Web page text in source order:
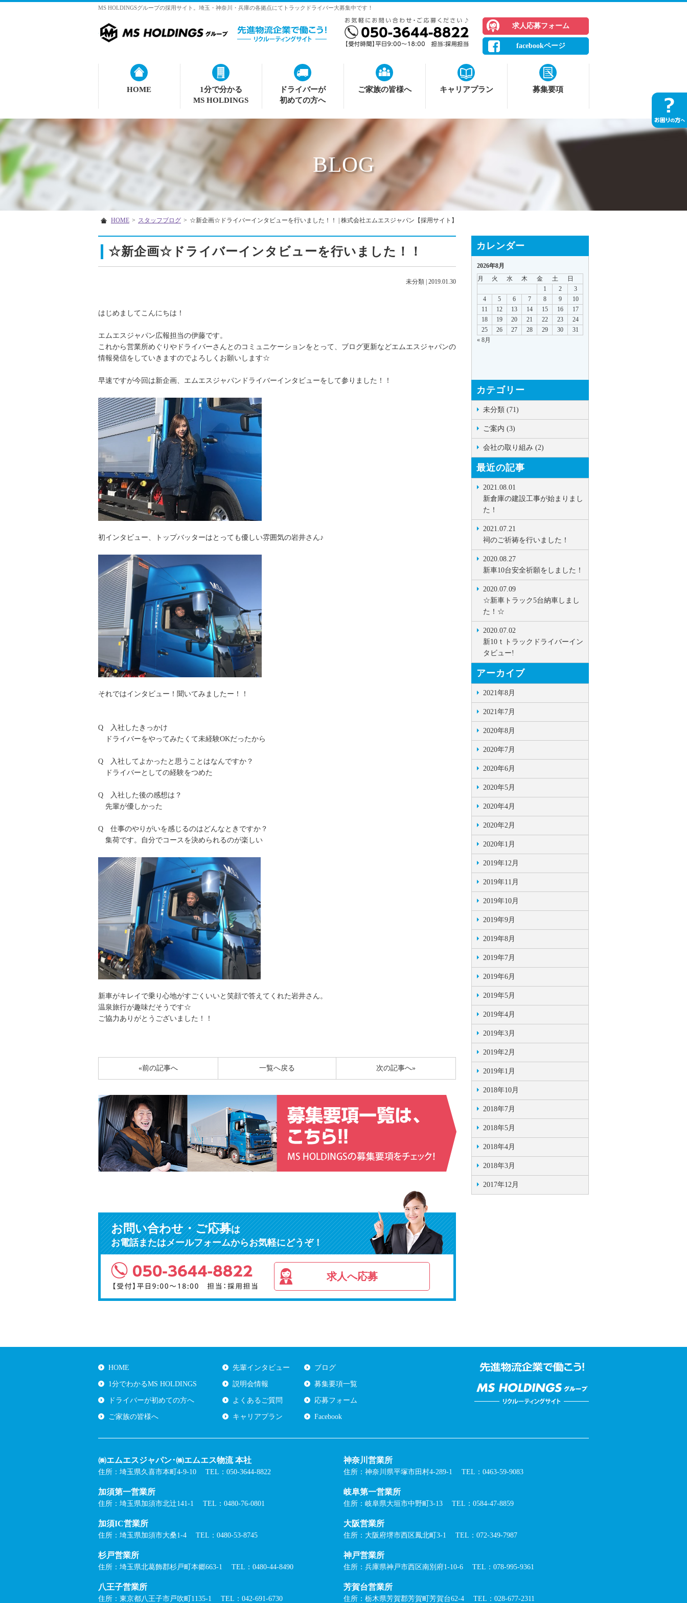
MS HOLDINGSグループの採用サイト。埼玉・神奈川・兵庫の各拠点にてトラックドライバー大募集中です！
求人応募フォーム
facebookページ
HOME
1分で分かる
MS HOLDINGS
ドライバーが
初めての方へ
ご家族の皆様へ キャリアプラン 募集要項
BLOG
HOME > スタッフブログ > ☆新企画☆ドライバーインタビューを行いました！！ | 株式会社エムエスジャパン【採用サイト】
☆新企画☆ドライバーインタビューを行いました！！
未分類 2019.01.30
はじめましてこんにちは！
エムエスジャパン広報担当の伊藤です。
これから営業所めぐりやドライバーさんとのコミュニケーションをとって、ブログ更新などエムエスジャパンの
情報発信をしていきますのでよろしくお願いします☆
早速ですが今回は新企画、エムエスジャパンドライバーインタビューをして参りました！！
初インタビュー、トップバッターはとっても優しい雰囲気の岩井さん♪
それではインタビュー！聞いてみましたー！！
Q 入社したきっかけ
ドライバーをやってみたくて未経験OKだったから
Q 入社してよかったと思うことはなんですか？
ドライバーとしての経験をつめた
Q 入社した後の感想は？
先輩が優しかった
Q 仕事のやりがいを感じるのはどんなときですか？
集荷です。自分でコースを決められるのが楽しい
新車がキレイで乗り心地がすごくいいと笑顔で答えてくれた岩井さん。
温泉旅行が趣味だそうです☆
ご協力ありがとうございました！！
«前の記事へ 次の記事へ»
一覧へ戻る
お問い合わせ・ご応募は
お電話またはメールフォームからお気軽にどうぞ！
求人へ応募
カレンダー
2026年8月
月
火 水 木 金 土
日
1
2
3
4
5 6 7 8 9
10
11
12 13 14 15 16
17
18
19 20 21 22 23
24
25
26 27 28 29 30
31
« 8月
カテゴリー
未分類 (71)
ご案内 (3)
会社の取り組み (2)
最近の記事
2021.08.01
新倉庫の建設工事が始まりまし
た！
2021.07.21
祠のご祈祷を行いました！
2020.08.27
新車10台安全祈願をしました！
2020.07.09
☆新車トラック5台納車しまし
た！☆
2020.07.02
新10ｔトラックドライバーイン
タビュー!
アーカイブ
2021年8月
2021年7月
2020年8月
2020年7月
2020年6月
2020年5月
2020年4月
2020年2月
2020年1月
2019年12月
2019年11月
2019年10月
2019年9月
2019年8月
2019年7月
2019年6月
2019年5月
2019年4月
2019年3月
2019年2月
2019年1月
2018年10月
2018年7月
2018年5月
2018年4月
2018年3月
2017年12月
HOME
1分でわかるMS HOLDINGS
ドライバーが初めての方へ
ご家族の皆様へ
先輩インタビュー
説明会情報
よくあるご質問
キャリアプラン
ブログ
募集要項一覧
応募フォーム
Facebook
㈱エムエスジャパン･㈱エムエス物流 本社
住所：埼玉県久喜市本町4-9-10 TEL：050-3644-8822
神奈川営業所
住所：神奈川県平塚市田村4-289-1 TEL：0463-59-9083
加須第一営業所
住所：埼玉県加須市北辻141-1 TEL：0480-76-0801
岐阜第一営業所
住所：岐阜県大垣市中野町3-13 TEL：0584-47-8859
加須IC営業所
住所：埼玉県加須市大桑1-4 TEL：0480-53-8745
大阪営業所
住所：大阪府堺市西区鳳北町3-1 TEL：072-349-7987
杉戸営業所
住所：埼玉県北葛飾郡杉戸町本郷663-1 TEL：0480-44-8490
神戸営業所
住所：兵庫県神戸市西区南別府1-10-6 TEL：078-995-9361
八王子営業所
住所：東京都八王子市戸吹町1135-1 TEL：042-691-6730
芳賀台営業所
住所：栃木県芳賀郡芳賀町芳賀台62-4 TEL：028-677-2311